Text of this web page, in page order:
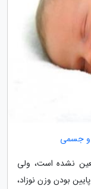
و جسمی
نشده است، ولی
بودن وزن نوزاد،